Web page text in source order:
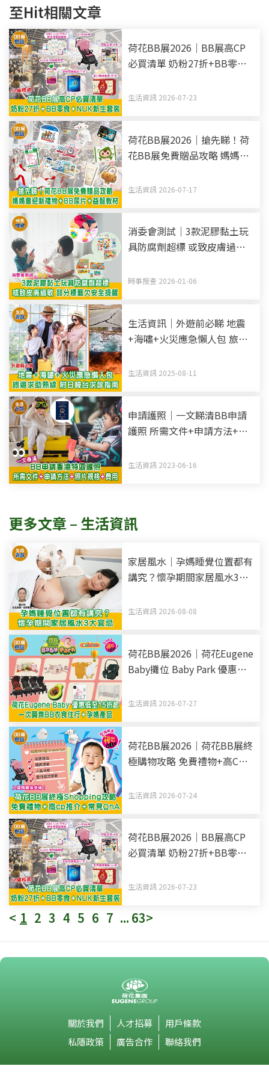
至Hit相關文章
荷花BB展2026｜BB展高CP
必買清單 奶粉27折+BB零食
生活資訊 2026-07-23
荷花BB展2026｜搶先睇！荷
花BB展免費贈品攻略 媽媽會
生活資訊 2026-07-17
消委會測試｜3款泥膠黏土玩
具防腐劑超標 或致皮膚過敏
時事搜查 2026-01-06
生活資訊｜外遊前必睇 地震
+海嘯+火災應急懶人包 旅遊
生活資訊 2025-08-11
申請護照｜一文睇清BB申請
護照 所需文件+申請方法+照
生活資訊 2023-06-16
更多文章 – 生活資訊
家居風水｜孕媽睡覺位置都有
講究？懷孕期間家居風水3大
生活資訊 2026-08-08
荷花BB展2026｜荷花Eugene
Baby攤位 Baby Park 優惠低
行+孕媽產品
生活資訊 2026-07-27
荷花BB展2026｜荷花BB展終
極購物攻略 免費禮物+高CP
備！
生活資訊 2026-07-24
荷花BB展2026｜BB展高CP
必買清單 奶粉27折+BB零食
生活資訊 2026-07-23
< 1 2 3 4 5 6 7 ... 63>
關於我們 人才招募
用戶條款
私隱政策
廣告合作 聯絡我們